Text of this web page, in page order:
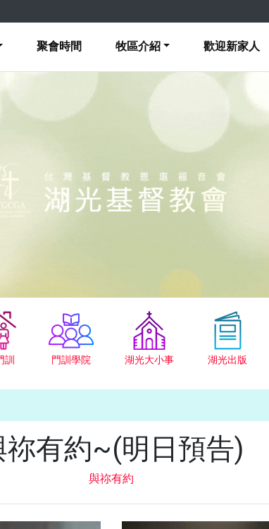
聚會時間 牧區介紹 歡迎新家人
訓 門訓學院 湖光大小事 湖光出版
祢有約~(明日預告)
與祢有約